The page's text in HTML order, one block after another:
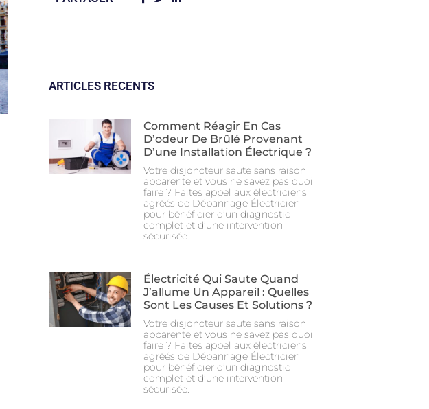
ARTICLES RECENTS
Comment Réagir En Cas
D’odeur De Brûlé Provenant
D’une Installation Électrique ?
Votre disjoncteur saute sans raison
apparente et vous ne savez pas quoi
faire ? Faites appel aux électriciens
agréés de Dépannage Électricien
pour bénéficier d’un diagnostic
complet et d’une intervention
sécurisée.
Électricité Qui Saute Quand
J’allume Un Appareil : Quelles
Sont Les Causes Et Solutions ?
Votre disjoncteur saute sans raison
apparente et vous ne savez pas quoi
faire ? Faites appel aux électriciens
agréés de Dépannage Électricien
pour bénéficier d’un diagnostic
complet et d’une intervention
sécurisée.